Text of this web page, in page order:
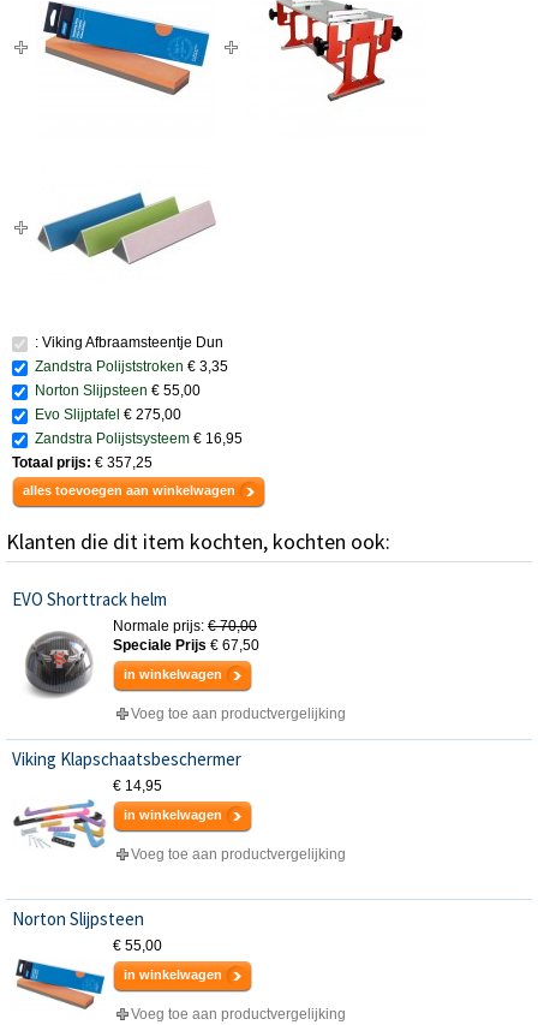
: Viking Afbraamsteentje Dun
Zandstra Polijststroken € 3,35
Norton Slijpsteen € 55,00
Evo Slijptafel € 275,00
Zandstra Polijstsysteem € 16,95
Totaal prijs: € 357,25
alles toevoegen aan winkelwagen
Klanten die dit item kochten, kochten ook:
EVO Shorttrack helm
Normale prijs: € 70,00
Speciale Prijs € 67,50
in winkelwagen
Voeg toe aan productvergelijking
Viking Klapschaatsbeschermer
€ 14,95
in winkelwagen
Voeg toe aan productvergelijking
Norton Slijpsteen
€ 55,00
in winkelwagen
Voeg toe aan productvergelijking